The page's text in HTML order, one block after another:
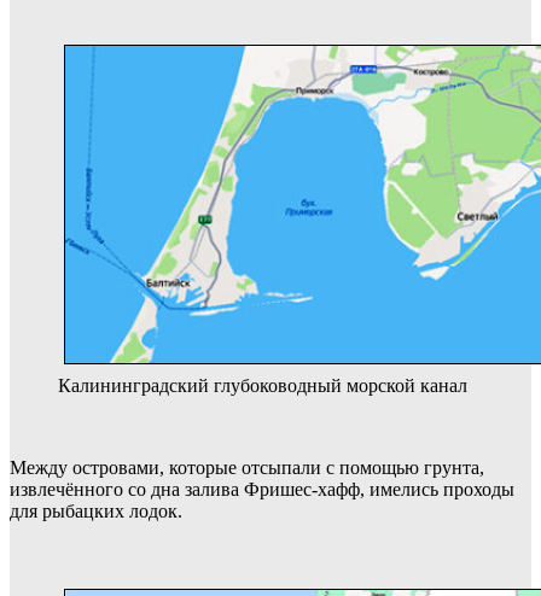
Калининградский глубоководный морской канал
Между островами, которые отсыпали с помощью грунта,
извлечённого со дна залива Фришес-хафф, имелись проходы
для рыбацких лодок.